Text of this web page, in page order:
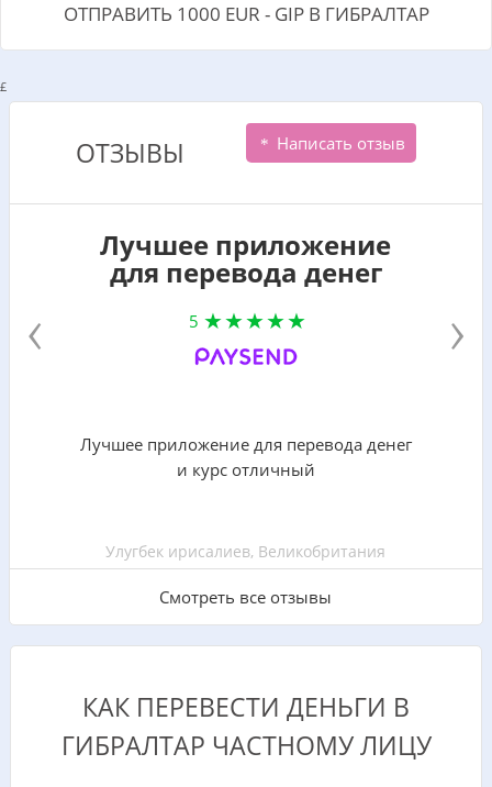
ОТПРАВИТЬ 1000 EUR - GIP В ГИБРАЛТАР
£
ОТЗЫВЫ Написать отзыв
Лучшее приложение
для перевода денег
5
Лучшее приложение для перевода денег
и курс отличный
Улугбек ирисалиев, Великобритания
Смотреть все отзывы
‹ ›
КАК ПЕРЕВЕСТИ ДЕНЬГИ В
ГИБРАЛТАР ЧАСТНОМУ ЛИЦУ